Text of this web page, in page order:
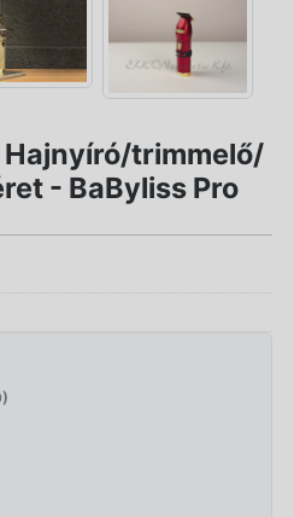
Hajnyíró/trimmelő/
- BaByliss Pro